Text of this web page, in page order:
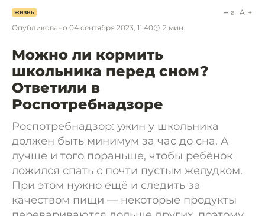
ЖИЗНЬ
Опубликовано 04 сентября 2023, 11:40 2 мин.
a A
Можно ли кормить
школьника перед сном?
Ответили в
Роспотребнадзоре
Роспотребнадзор: ужин у школьника
должен быть минимум за час до сна. А
лучше и того пораньше, чтобы ребёнок
ложился спать с почти пустым желудком.
При этом нужно ещё и следить за
качеством пищи — некоторые продукты